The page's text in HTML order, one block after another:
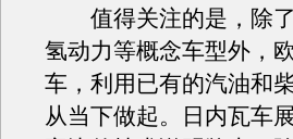
值得关注的是，除了
氢动力等概念车型外，
车，利用已有的汽油和
从当下做起。日内瓦车